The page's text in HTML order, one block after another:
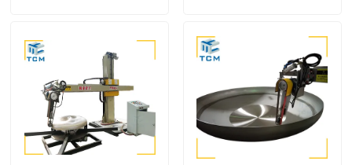
สินค้า
เกี่ยวกับเรา
ทัวร์โรงงาน